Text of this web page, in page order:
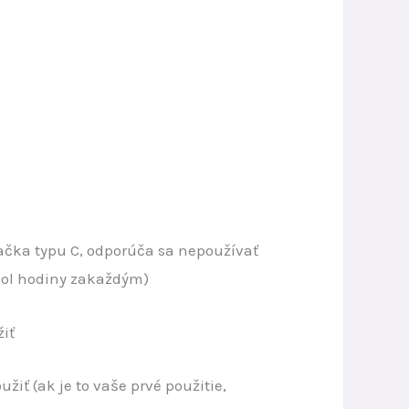
typu C, odporúča sa nepoužívať
hodiny zakaždým)
(ak je to vaše prvé použitie,